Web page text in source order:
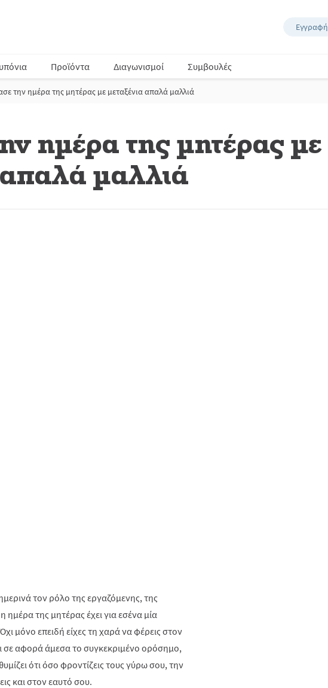
Εγγραφή
Προϊόντα Διαγωνισμοί Συμβουλές
την ημέρα της μητέρας με μεταξένια απαλά μαλλιά
ημέρα της μητέρας με
απαλά μαλλιά
τον ρόλο της εργαζόμενης, της
ημέρα της μητέρας έχει για εσένα μία
μόνο επειδή είχες τη χαρά να φέρεις στον
σε αφορά άμεσα το συγκεκριμένο ορόσημο,
ότι όσο φροντίζεις τους γύρω σου, την
και στον εαυτό σου.